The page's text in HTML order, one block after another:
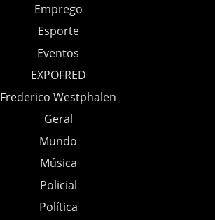
Emprego
Esporte
Eventos
EXPOFRED
Frederico Westphalen
Geral
Mundo
Música
Policial
Política